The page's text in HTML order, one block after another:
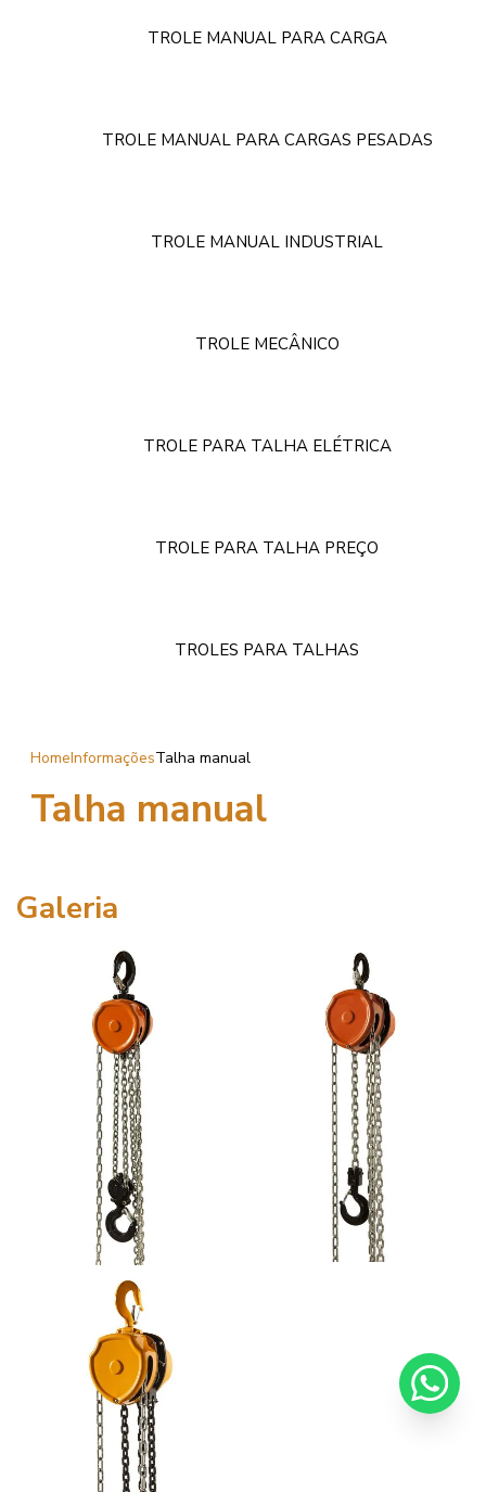
TROLE MANUAL PARA CARGA
TROLE MANUAL PARA CARGAS PESADAS
TROLE MANUAL INDUSTRIAL
TROLE MECÂNICO
TROLE PARA TALHA ELÉTRICA
TROLE PARA TALHA PREÇO
TROLES PARA TALHAS
HomeInformaçõesTalha manual
Talha manual
Galeria